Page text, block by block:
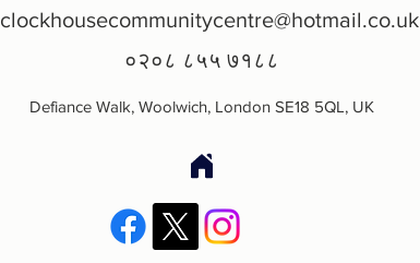
clockhousecommunitycentre@hotmail.co.uk
०२०८ ८५५ ७१८८
Defiance Walk, Woolwich, London SE18 5QL, UK